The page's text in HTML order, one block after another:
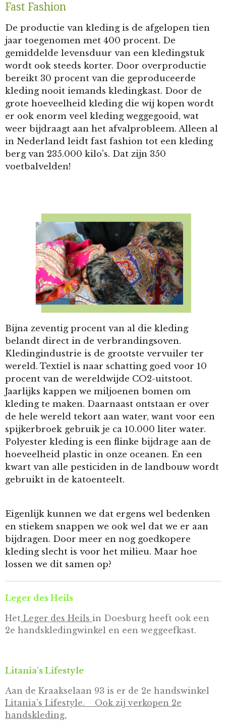
Fast Fashion
De productie van kleding is de afgelopen tien
jaar toegenomen met 400 procent. De
gemiddelde levensduur van een kledingstuk
wordt ook steeds korter. Door overproductie
bereikt 30 procent van die geproduceerde
kleding nooit iemands kledingkast. Door de
grote hoeveelheid kleding die wij kopen wordt
er ook enorm veel kleding weggegooid, wat
weer bijdraagt aan het afvalprobleem. Alleen al
in Nederland leidt fast fashion tot een kleding
berg van 235.000 kilo's. Dat zijn 350
voetbalvelden!
Bijna zeventig procent van al die kleding
belandt direct in de verbrandingsoven.
Kledingindustrie is de grootste vervuiler ter
wereld. Textiel is naar schatting goed voor 10
procent van de wereldwijde CO2-uitstoot.
Jaarlijks kappen we miljoenen bomen om
kleding te maken. Daarnaast ontstaan er over
de hele wereld tekort aan water, want voor een
spijkerbroek gebruik je ca 10.000 liter water.
Polyester kleding is een flinke bijdrage aan de
hoeveelheid plastic in onze oceanen. En een
kwart van alle pesticiden in de landbouw wordt
gebruikt in de katoenteelt.
Eigenlijk kunnen we dat ergens wel bedenken
en stiekem snappen we ook wel dat we er aan
bijdragen. Door meer en nog goedkopere
kleding slecht is voor het milieu. Maar hoe
lossen we dit samen op?
Leger des Heils
Het Leger des Heils in Doesburg heeft ook een
2e handskledingwinkel en een weggeefkast.
Litania's Lifestyle
Aan de Kraakselaan 93 is er de 2e handswinkel
Litania's Lifestyle. Ook zij verkopen 2e
handskleding.